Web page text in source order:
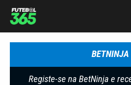
BETNINJA
Registe-se na BetNinja e